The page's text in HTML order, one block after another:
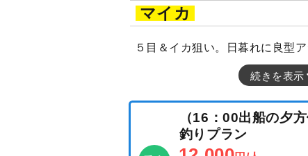
マイカ
５目＆イカ狙い。日暮れに良型ア
続きを表示